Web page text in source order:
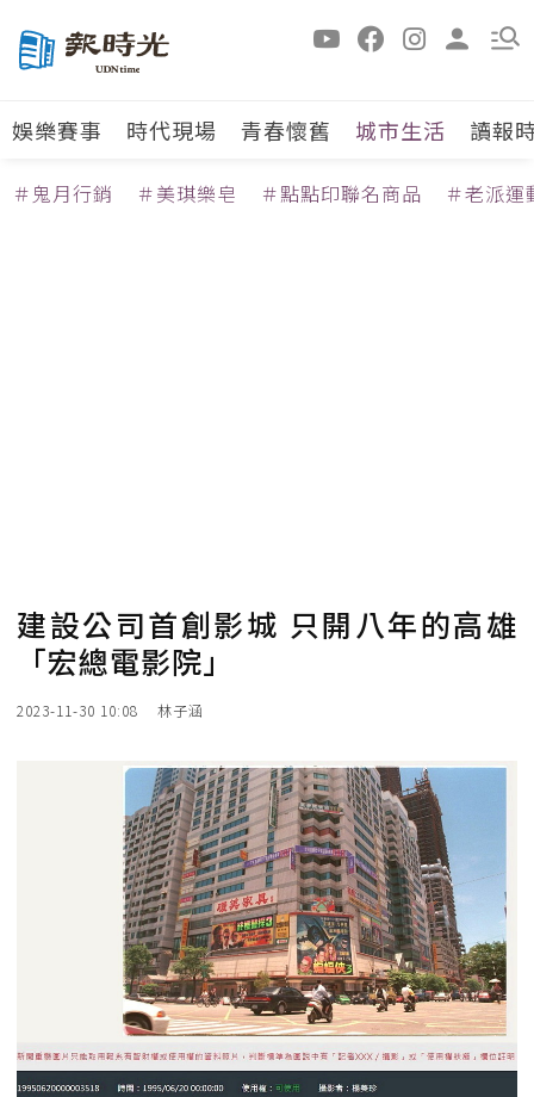
娛樂賽事 時代現場 青春懷舊 城市生活 讀報
＃鬼月行銷 ＃美琪樂皂 ＃點點印聯名商品 ＃老派運
建設公司首創影城 只開八年的高雄
「宏總電影院」
2023-11-30 10:08 林子涵